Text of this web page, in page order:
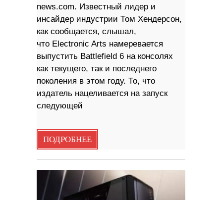
news.com. Известный лидер и
инсайдер индустрии Том Хендерсон,
как сообщается, слышал,
что Electronic Arts намеревается
выпустить Battlefield 6 на консолях
как текущего, так и последнего
поколения в этом году. То, что
издатель нацеливается на запуск
следующей
ПОДРОБНЕЕ